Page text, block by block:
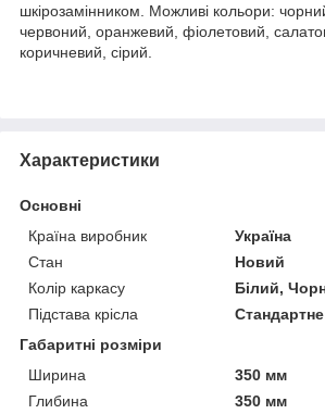
шкірозамінником. Можливі кольори:
червоний, оранжевий, фіолетовий,
коричневий, сірий.
Характеристики
Основні
Країна виробник
Україна
Стан
Новий
Колір каркасу
Білий,
Підстава крісла
Габаритні розміри
Ширина
350 мм
Глибина
350 мм